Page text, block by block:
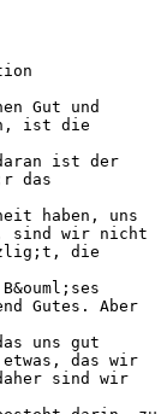
Gut und
ist die
ist der
das
haben, uns
sind wir nicht
die
Gutes. Aber
uns gut
das wir
sind wir